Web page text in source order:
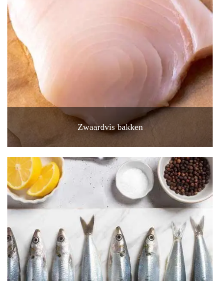
Zwaardvis bakken